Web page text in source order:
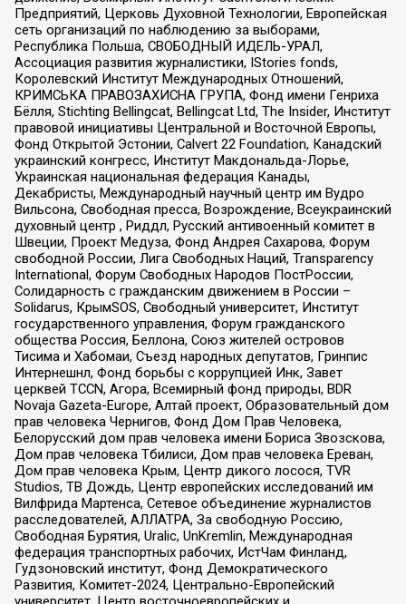
Предприятий, Церковь Духовной Технологии, Европейская
сеть организаций по наблюдению за выборами,
Республика Польша, СВОБОДНЫЙ ИДЕЛЬ-УРАЛ,
Ассоциация развития журналистики, IStories fonds,
Королевский Институт Международных Отношений,
КРИМСЬКА ПРАВОЗАХИСНА ГРУПА, Фонд имени Генриха
Бёлля, Stichting Bellingcat, Bellingcat Ltd, The Insider, Институт
правовой инициативы Центральной и Восточной Европы,
Фонд Открытой Эстонии, Calvert 22 Foundation, Канадский
украинский конгресс, Институт Макдональда-Лорье,
Украинская национальная федерация Канады,
Декабристы, Международный научный центр им Вудро
Вильсона, Свободная пресса, Возрождение, Всеукраинский
духовный центр , Риддл, Русский антивоенный комитет в
Швеции, Проект Медуза, Фонд Андрея Сахарова, Форум
свободной России, Лига Свободных Наций, Transparеncy
International, Форум Свободных Народов ПостРоссии,
Солидарность с гражданским движением в России –
Solidarus, КрымSOS, Свободный университет, Институт
государственного управления, Форум гражданского
общества Россия, Беллона, Союз жителей островов
Тисима и Хабомаи, Съезд народных депутатов, Гринпис
Интернешнл, Фонд борьбы с коррупцией Инк, Завет
церквей TCCN, Агора, Всемирный фонд природы, BDR
Novaja Gazeta-Europe, Алтай проект, Образовательный дом
прав человека Чернигов, Фонд Дом Прав Человека,
Белорусский дом прав человека имени Бориса Звозскова,
Дом прав человека Тбилиси, Дом прав человека Ереван,
Дом прав человека Крым, Центр дикого лосося, TVR
Studios, ТВ Дождь, Центр европейских исследований им
Вилфрида Мартенса, Сетевое объединение журналистов
расследователей, АЛЛАТРА, За свободную Россию,
Свободная Бурятия, Uralic, UnKremlin, Международная
федерация транспортных рабочих, ИстЧам Финланд,
Гудзоновский институт, Фонд Демократического
Развития, Комитет-2024, Центрально-Европейский